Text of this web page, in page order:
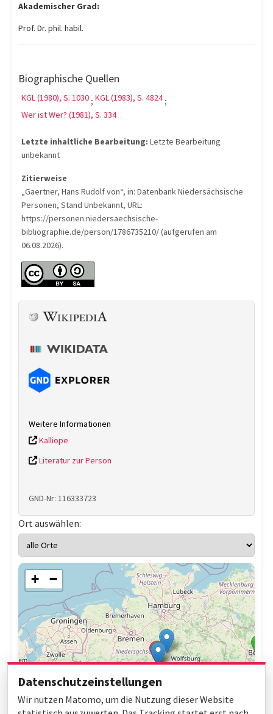
Akademischer Grad:
Prof. Dr. phil. habil.
Biographische Quellen
KGL (1980), S. 1030 ; KGL (1983), S. 4824 ;
Wer ist Wer? (1981), S. 334
Letzte inhaltliche Bearbeitung: Letzte Bearbeitung
unbekannt
Zitierweise
„Gaertner, Hans Rudolf von“, in: Datenbank Niedersächsische
Personen, Stand Unbekannt, URL:
https://personen.niedersaechsische-
bibliographie.de/person/1786735210/ (aufgerufen am
06.08.2026).
Weitere Informationen
Kalliope
Literatur zur Person
GND-Nr: 116333723
Ort auswählen:
+ −
Datenschutzeinstellungen
Wir nutzen Matomo, um die Nutzung dieser Website